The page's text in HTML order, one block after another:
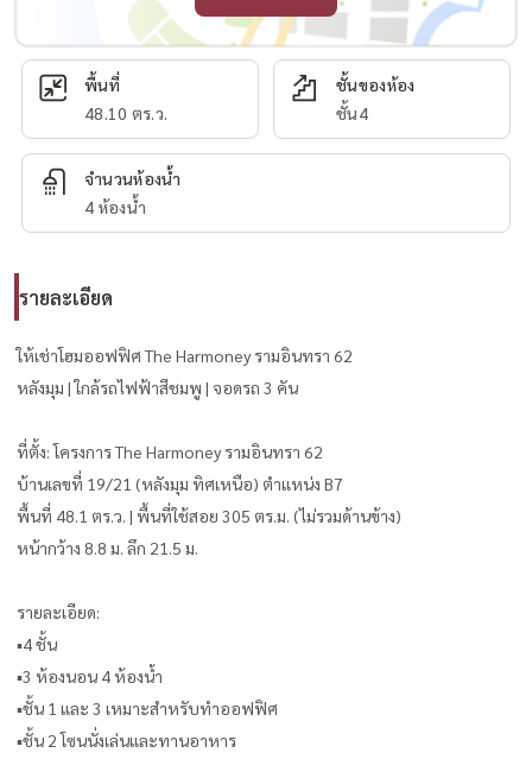
พื้นที่
48.10 ตร.ว.
ชั้นของห้อง
ชั้น4
จำนวนห้องน้ำ
4 ห้องน้ำ
รายละเอียด
ให้เช่าโฮมออฟฟิศ The Harmoney รามอินทรา 62
หลังมุม | ใกล้รถไฟฟ้าสีชมพู | จอดรถ 3 คัน
ที่ตั้ง: โครงการ The Harmoney รามอินทรา 62
บ้านเลขที่ 19/21 (หลังมุม ทิศเหนือ) ตำแหน่ง B7
พื้นที่ 48.1 ตร.ว. | พื้นที่ใช้สอย 305 ตร.ม. (ไม่รวมด้านข้าง)
หน้ากว้าง 8.8 ม. ลึก 21.5 ม.
รายละเอียด:
▪︎4 ชั้น
▪︎3 ห้องนอน 4 ห้องน้ำ
▪︎ชั้น 1 และ 3 เหมาะสำหรับทำออฟฟิศ
▪︎ชั้น 2 โซนนั่งเล่นและทานอาหาร